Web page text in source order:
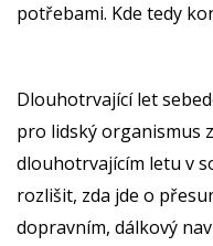
potřebami. Kde tedy
Dlouhotrvající let
pro lidský organismus
dlouhotrvajícím letu v
rozlišit, zda jde o
dopravním, dálkový